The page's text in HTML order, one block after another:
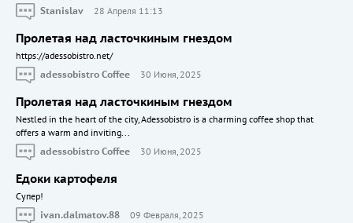
Stanislav
28 Апреля 11:13
Пролетая над ласточкиным гнездом
https://adessobistro.net/
adessobistro Coffee
30 Июня, 2025
Пролетая над ласточкиным гнездом
Nestled in the heart of the city, Adessobistro is a charming coffee shop that
offers a warm and inviting...
adessobistro Coffee
30 Июня, 2025
Едоки картофеля
Cупер!
ivan.dalmatov.88
09 Февраля, 2025